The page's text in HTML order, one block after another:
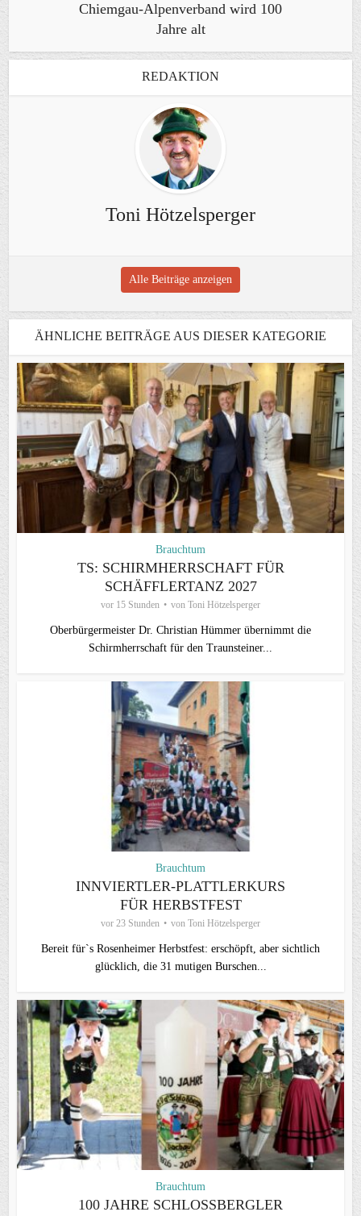
Chiemgau-Alpenverband wird 100
Jahre alt
REDAKTION
Toni Hötzelsperger
Alle Beiträge anzeigen
ÄHNLICHE BEITRÄGE AUS DIESER KATEGORIE
Brauchtum
TS: SCHIRMHERRSCHAFT FÜR
SCHÄFFLERTANZ 2027
vor 15 Stunden von Toni Hötzelsperger
Oberbürgermeister Dr. Christian Hümmer übernimmt die
Schirmherrschaft für den Traunsteiner...
Brauchtum
INNVIERTLER-PLATTLERKURS
FÜR HERBSTFEST
vor 23 Stunden von Toni Hötzelsperger
Bereit für`s Rosenheimer Herbstfest: erschöpft, aber sichtlich
glücklich, die 31 mutigen Burschen...
Brauchtum
100 JAHRE SCHLOSSBERGLER D